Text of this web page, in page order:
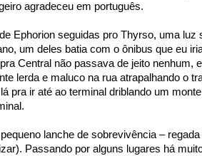
agradeceu em português.
Ephorion seguidas pro Thyrso, uma luz
um deles batia com o ônibus que eu
Central não passava de jeito nenhum,
lerda e maluco na rua atrapalhando o
pra ir até ao terminal driblando um
lanche de sobrevivência – regada
Passando por alguns lugares há